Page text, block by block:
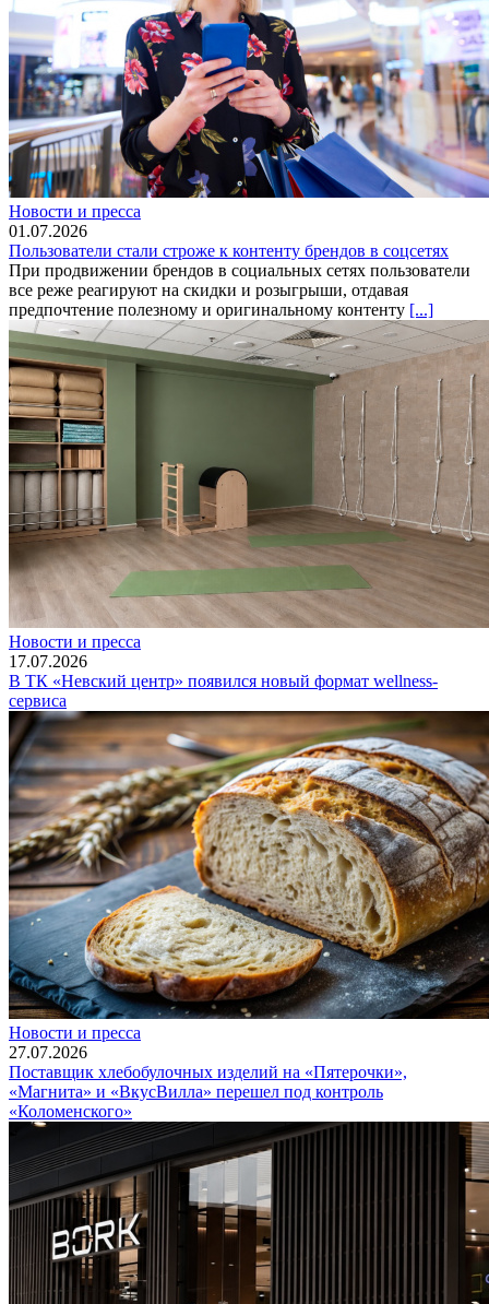
Новости и пресса
01.07.2026
Пользователи стали строже к контенту брендов в соцсетях
При продвижении брендов в социальных сетях пользователи
все реже реагируют на скидки и розыгрыши, отдавая
предпочтение полезному и оригинальному контенту [...]
Новости и пресса
17.07.2026
В ТК «Невский центр» появился новый формат wellness-
сервиса
Новости и пресса
27.07.2026
Поставщик хлебобулочных изделий на «Пятерочки»,
«Магнита» и «ВкусВилла» перешел под контроль
«Коломенского»